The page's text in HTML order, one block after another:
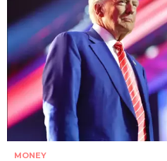
MONEY